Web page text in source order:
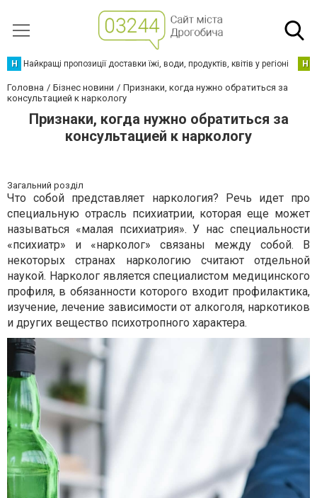
Н Найкращі пропозиції доставки їжі, води, продуктів, квітів у регіоні Н
Головна Бізнес новини
Признаки, когда нужно обратиться за
консультацией к наркологу
Признаки, когда нужно обратиться за
консультацией к наркологу
Загальний розділ
Что собой представляет наркология? Речь идет про
специальную отрасль психиатрии, которая еще может
называться «малая психиатрия». У нас специальности
«психиатр» и «нарколог» связаны между собой. В
некоторых странах наркологию считают отдельной
наукой. Нарколог является специалистом медицинского
профиля, в обязанности которого входит профилактика,
изучение, лечение зависимости от алкоголя, наркотиков
и других вещество психотропного характера.